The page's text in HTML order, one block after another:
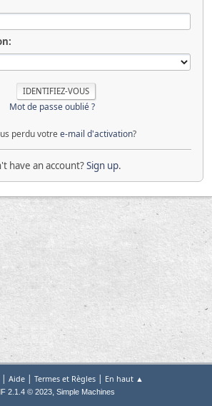
Mot de passe oublié ?
perdu votre e-mail d'activation?
have an account?Sign up.
| Aide| Termes et Règles| En haut ▲
2.1.4 © 2023, Simple Machines